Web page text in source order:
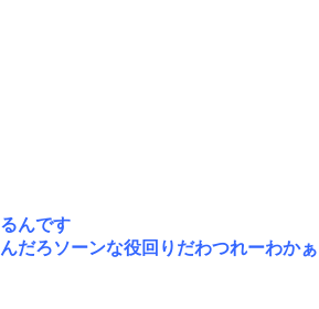
んです
だろソーンな役回りだわつれーわかぁ